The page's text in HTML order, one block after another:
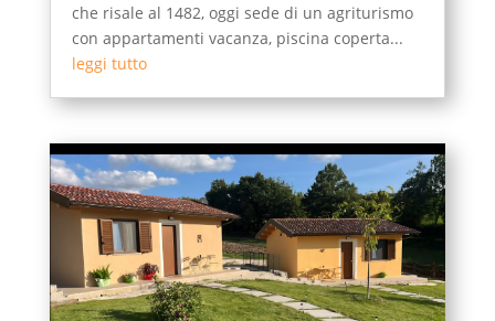
che risale al 1482, oggi sede di un agriturismo
con appartamenti vacanza, piscina coperta...
leggi tutto